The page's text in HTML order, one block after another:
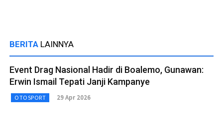
BERITA LAINNYA
Event Drag Nasional Hadir di Boalemo, Gunawan:
Erwin Ismail Tepati Janji Kampanye
OTOSPORT 29 Apr 2026